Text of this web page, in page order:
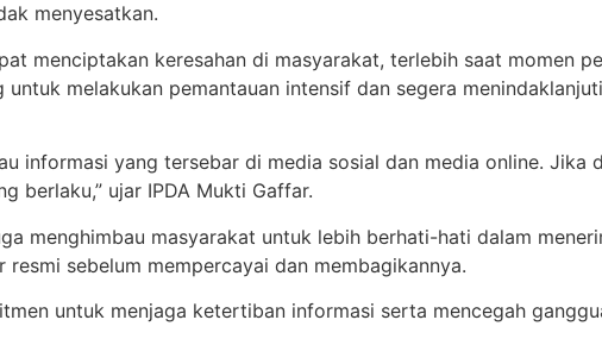
menyesatkan.
menciptakan keresahan di masyarakat, terlebih saat momen
melakukan pemantauan intensif dan segera
informasi yang tersebar di media sosial dan media online. Jika
berlaku,” ujar IPDA Mukti Gaffar.
menghimbau masyarakat untuk lebih berhati-hati dalam
sebelum mempercayai dan membagikannya.
untuk menjaga ketertiban informasi serta mencegah